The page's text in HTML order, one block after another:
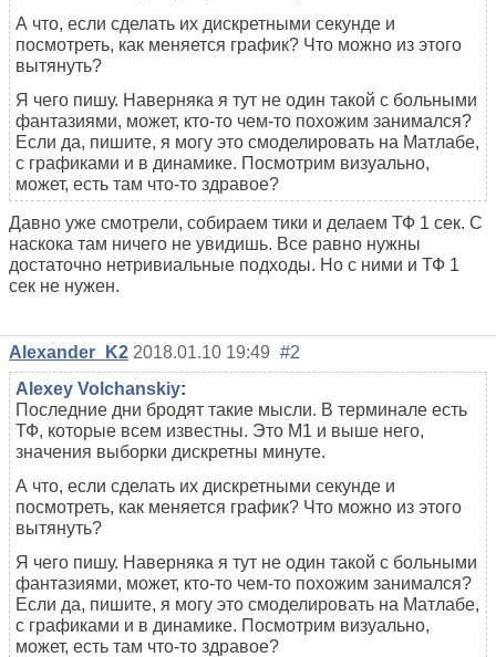
А что, если сделать их дискретными секунде и
посмотреть, как меняется график? Что можно из этого
вытянуть?
Я чего пишу. Наверняка я тут не один такой с больными
фантазиями, может, кто-то чем-то похожим занимался?
Если да, пишите, я могу это смоделировать на Матлабе,
с графиками и в динамике. Посмотрим визуально,
может, есть там что-то здравое?
Давно уже смотрели, собираем тики и делаем ТФ 1 сек. С
наскока там ничего не увидишь. Все равно нужны
достаточно нетривиальные подходы. Но с ними и ТФ 1
сек не нужен.
Alexander_K2 2018.01.10 19:49 #2
Alexey Volchanskiy:
Последние дни бродят такие мысли. В терминале есть
ТФ, которые всем известны. Это М1 и выше него,
значения выборки дискретны минуте.
А что, если сделать их дискретными секунде и
посмотреть, как меняется график? Что можно из этого
вытянуть?
Я чего пишу. Наверняка я тут не один такой с больными
фантазиями, может, кто-то чем-то похожим занимался?
Если да, пишите, я могу это смоделировать на Матлабе,
с графиками и в динамике. Посмотрим визуально,
может, есть там что-то здравое?